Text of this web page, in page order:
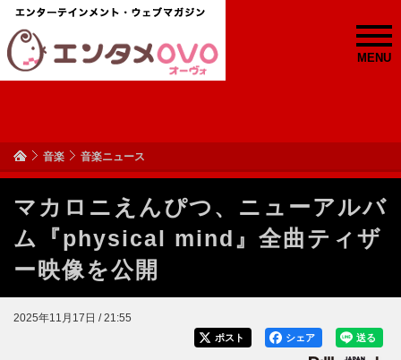
MENU
音楽 音楽ニュース
マカロニえんぴつ、ニューアルバ
ム『physical mind』全曲ティザ
ー映像を公開
2025年11月17日 / 21:55
送る
シェア
ポスト